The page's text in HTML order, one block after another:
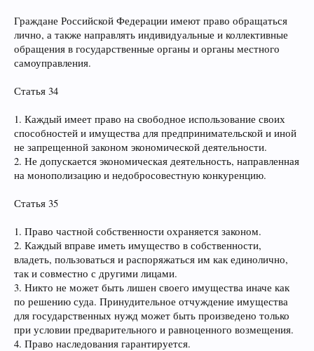
Граждане Российской Федерации имеют право обращаться
лично, а также направлять индивидуальные и коллективные
обращения в государственные органы и органы местного
самоуправления.
Статья 34
1. Каждый имеет право на свободное использование своих
способностей и имущества для предпринимательской и иной
не запрещенной законом экономической деятельности.
2. Не допускается экономическая деятельность, направленная
на монополизацию и недобросовестную конкуренцию.
Статья 35
1. Право частной собственности охраняется законом.
2. Каждый вправе иметь имущество в собственности,
владеть, пользоваться и распоряжаться им как единолично,
так и совместно с другими лицами.
3. Никто не может быть лишен своего имущества иначе как
по решению суда. Принудительное отчуждение имущества
для государственных нужд может быть произведено только
при условии предварительного и равноценного возмещения.
4. Право наследования гарантируется.